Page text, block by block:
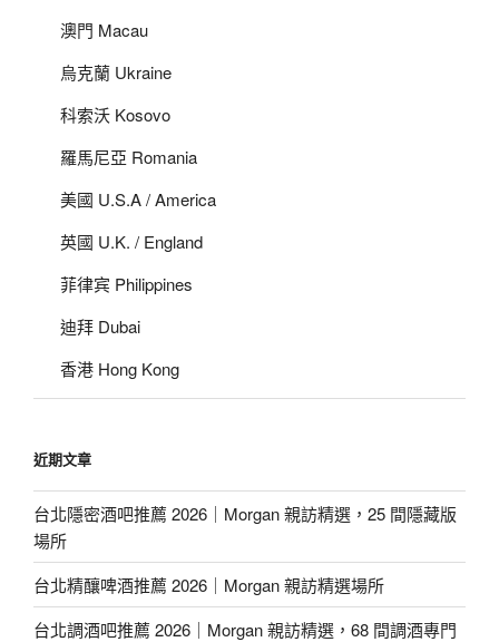
澳門 Macau
烏克蘭 Ukraine
科索沃 Kosovo
羅馬尼亞 Romania
美國 U.S.A / America
英國 U.K. / England
菲律宾 Philippines
迪拜 Dubai
香港 Hong Kong
近期文章
台北隱密酒吧推薦 2026｜Morgan 親訪精選，25 間隱藏版
場所
台北精釀啤酒推薦 2026｜Morgan 親訪精選場所
台北調酒吧推薦 2026｜Morgan 親訪精選，68 間調酒專門